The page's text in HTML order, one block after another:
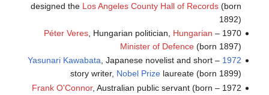
designed the Los Angeles County Hall of Records(born
1892)
1970 –
Péter Veres, Hungarian politician, Hungarian
Minister of Defence(born 1897)
1972
–
Yasunari Kawabata, Japanese novelist and short
story writer, Nobel Prizelaureate (born 1899)
1972 –
Frank O'Connor, Australian public servant (born